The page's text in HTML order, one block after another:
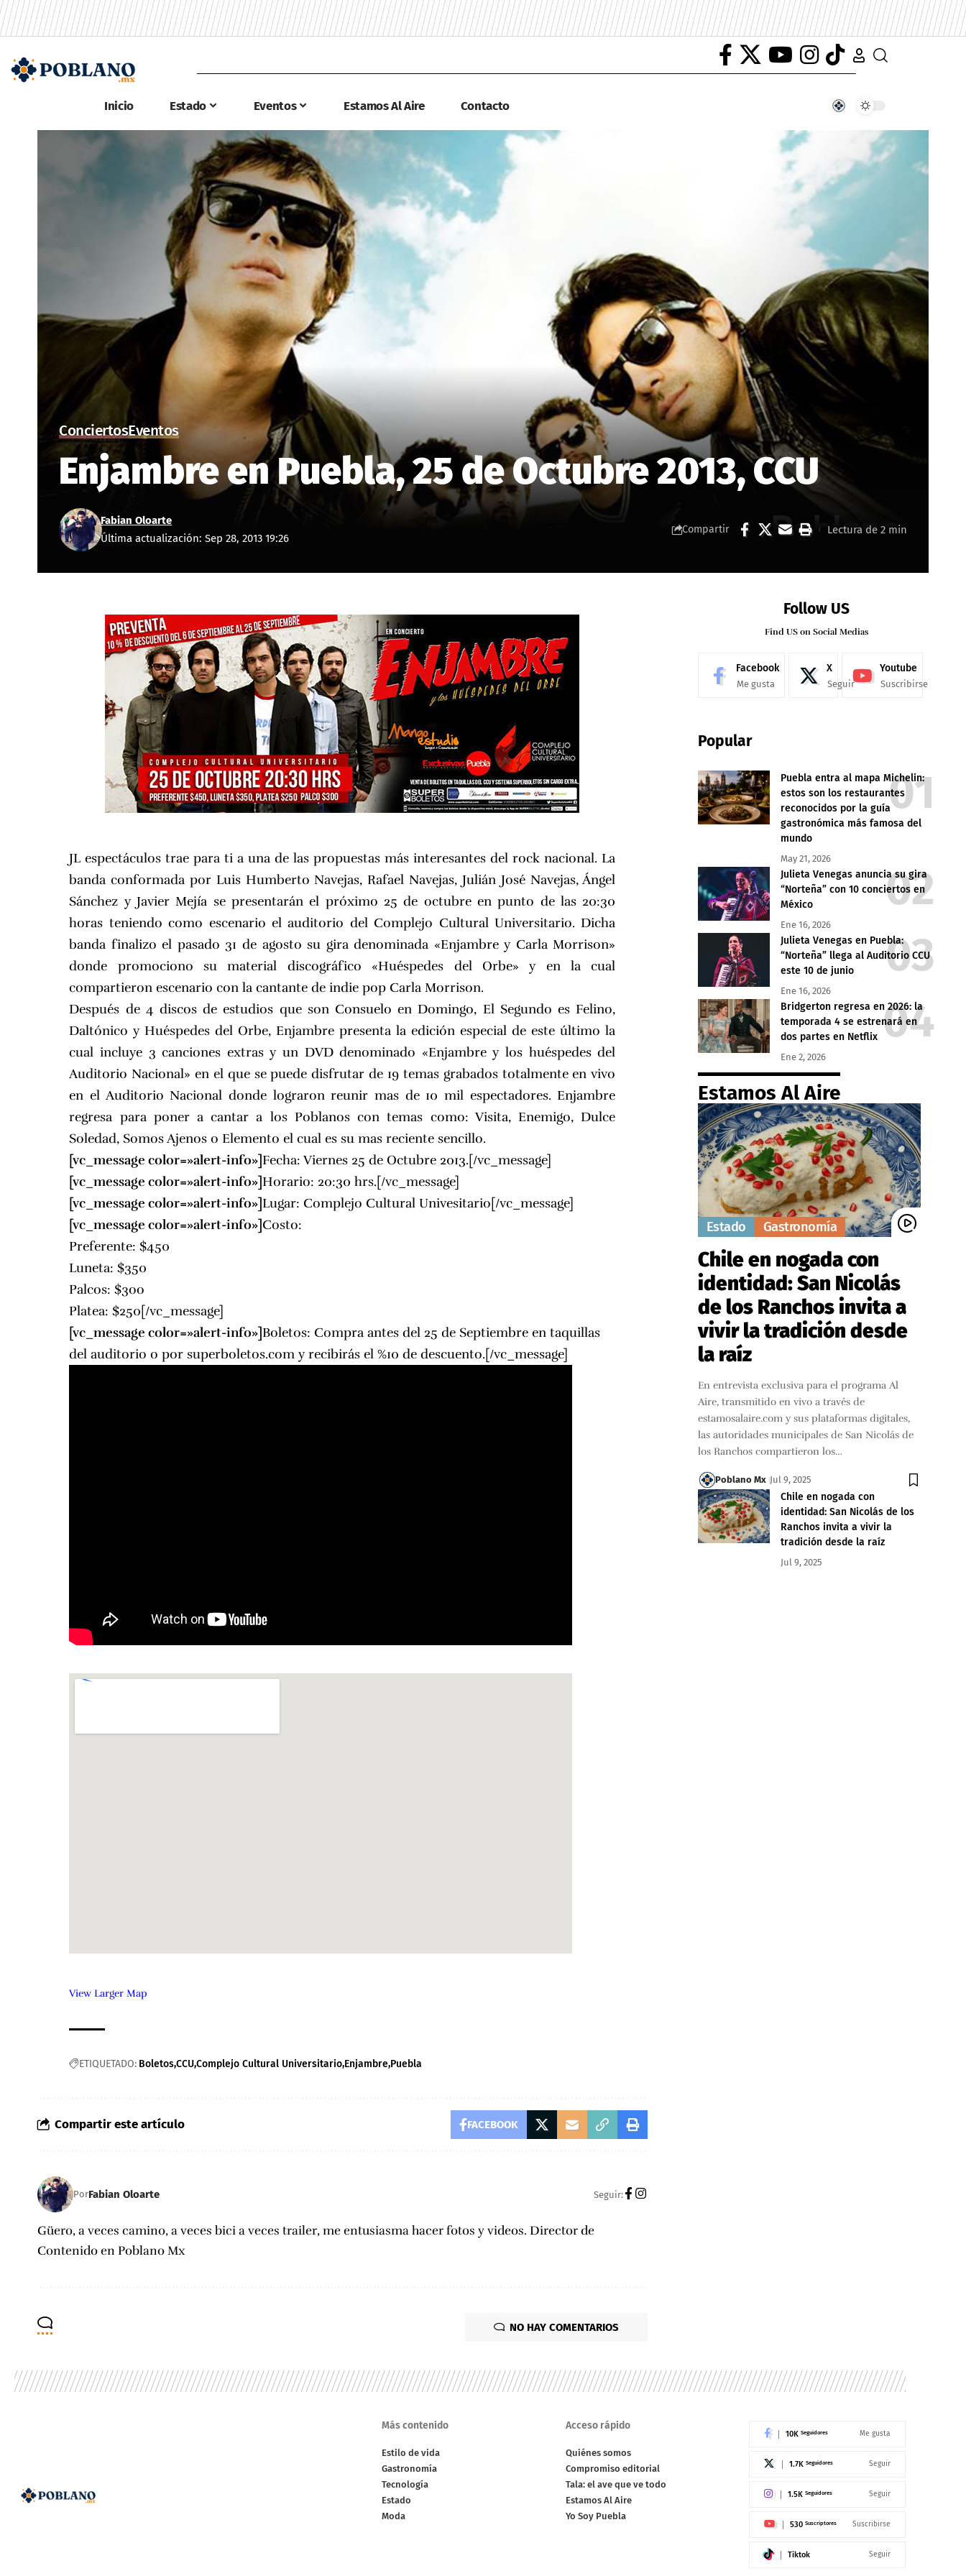
Inicio Estado Eventos Estamos Al Aire Contacto
ConciertosEventos
Enjambre en Puebla, 25 de Octubre 2013, CCU
Última actualización: Sep 28, 2013 19:26
Fabian Oloarte
Compartir Lectura de 2 min
JL espectáculos trae para ti a una de las propuestas más interesantes del rock nacional. La
banda conformada por Luis Humberto Navejas, Rafael Navejas, Julián José Navejas, Ángel
Sánchez y Javier Mejía se presentarán el próximo 25 de octubre en punto de las 20:30
horas teniendo como escenario el auditorio del Complejo Cultural Universitario. Dicha
banda finalizo el pasado 31 de agosto su gira denominada «Enjambre y Carla Morrison»
donde promociono su material discográfico «Huéspedes del Orbe» y en la cual
compartieron escenario con la cantante de indie pop Carla Morrison.
Después de 4 discos de estudios que son Consuelo en Domingo, El Segundo es Felino,
Daltónico y Huéspedes del Orbe, Enjambre presenta la edición especial de este último la
cual incluye 3 canciones extras y un DVD denominado «Enjambre y los huéspedes del
Auditorio Nacional» en el que se puede disfrutar de 19 temas grabados totalmente en vivo
en el Auditorio Nacional donde lograron reunir mas de 10 mil espectadores. Enjambre
regresa para poner a cantar a los Poblanos con temas como: Visita, Enemigo, Dulce
Soledad, Somos Ajenos o Elemento el cual es su mas reciente sencillo.
[vc_message color=»alert-info»]Fecha: Viernes 25 de Octubre 2013.[/vc_message]
[vc_message color=»alert-info»]Horario: 20:30 hrs.[/vc_message]
[vc_message color=»alert-info»]Lugar: Complejo Cultural Univesitario[/vc_message]
[vc_message color=»alert-info»]Costo:
Preferente: $450
Luneta: $350
Palcos: $3oo
Platea: $250[/vc_message]
[vc_message color=»alert-info»]Boletos: Compra antes del 25 de Septiembre en taquillas
del auditorio o porsuperboletos.com y recibirás el %10 de descuento.[/vc_message]
View Larger Map
ETIQUETADO: BoletosCCUComplejo Cultural Universitario Enjambre Puebla
Compartir este artículo FACEBOOK
PorFabian Oloarte Seguir:
Güero, a veces camino, a veces bici a veces trailer, me entusiasma hacer fotos y videos. Director de
Contenido en Poblano Mx
NO HAY COMENTARIOS
Follow US
Find US on Social Medias
Facebook
Me gusta
X
Seguir
Youtube
Suscribirse
Popular
Puebla entra al mapa Michelin:
estos son los restaurantes
reconocidos por la guía
gastronómica más famosa del
mundo
May 21, 2026
Julieta Venegas anuncia su gira
“Norteña” con 10 conciertos en
México
Ene 16, 2026
Julieta Venegas en Puebla:
“Norteña” llega al Auditorio CCU
este 10 de junio
Ene 16, 2026
Bridgerton regresa en 2026: la
temporada 4 se estrenará en
dos partes en Netflix
Ene 2, 2026
Estamos Al Aire
Estado Gastronomía
Chile en nogada con
identidad: San Nicolás
de los Ranchos invita a
vivir la tradición desde
la raíz
En entrevista exclusiva para el programa Al
Aire, transmitido en vivo a través de
estamosalaire.com y sus plataformas digitales,
las autoridades municipales de San Nicolás de
los Ranchos compartieron los…
Poblano Mx Jul 9, 2025
Chile en nogada con
identidad: San Nicolás de los
Ranchos invita a vivir la
tradición desde la raíz
Jul 9, 2025
Más contenido
Estilo de vida
Gastronomía
Tecnología
Estado
Moda
Acceso rápido
Quiénes somos
Compromiso editorial
Tala: el ave que ve todo
Estamos Al Aire
Yo Soy Puebla
10K Seguidores Me gusta
1.7K Seguidores Seguir
1.5K Seguidores Seguir
530 Suscriptores Suscribirse
Tiktok Seguir